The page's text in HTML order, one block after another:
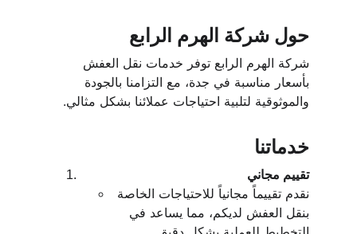
حول شركة الهرم الرابع
شركة الهرم الرابع توفر خدمات نقل العفش
بأسعار مناسبة في جدة، مع التزامنا بالجودة
والموثوقية لتلبية احتياجات عملائنا بشكل مثالي.
خدماتنا
تقييم مجاني
نقدم تقييماً مجانياً للاحتياجات الخاصة
بنقل العفش لديكم، مما يساعد في